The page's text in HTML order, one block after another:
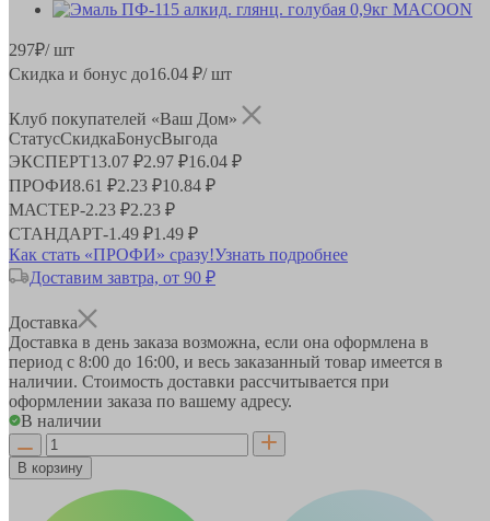
297₽/ шт
Скидка и бонус до16.04 ₽/ шт
Клуб покупателей «Ваш Дом»
СтатусСкидкаБонусВыгода
ЭКСПЕРТ13.07 ₽2.97 ₽16.04 ₽
ПРОФИ8.61 ₽2.23 ₽10.84 ₽
МАСТЕР-2.23 ₽2.23 ₽
СТАНДАРТ-1.49 ₽1.49 ₽
Как стать «ПРОФИ» сразу!Узнать подробнее
Доставим завтра, от 90 ₽
Доставка
Доставка в день заказа возможна, если она оформлена в
период с 8:00 до 16:00, и весь заказанный товар имеется в
наличии. Стоимость доставки рассчитывается при
оформлении заказа по вашему адресу.
В наличии
В корзину